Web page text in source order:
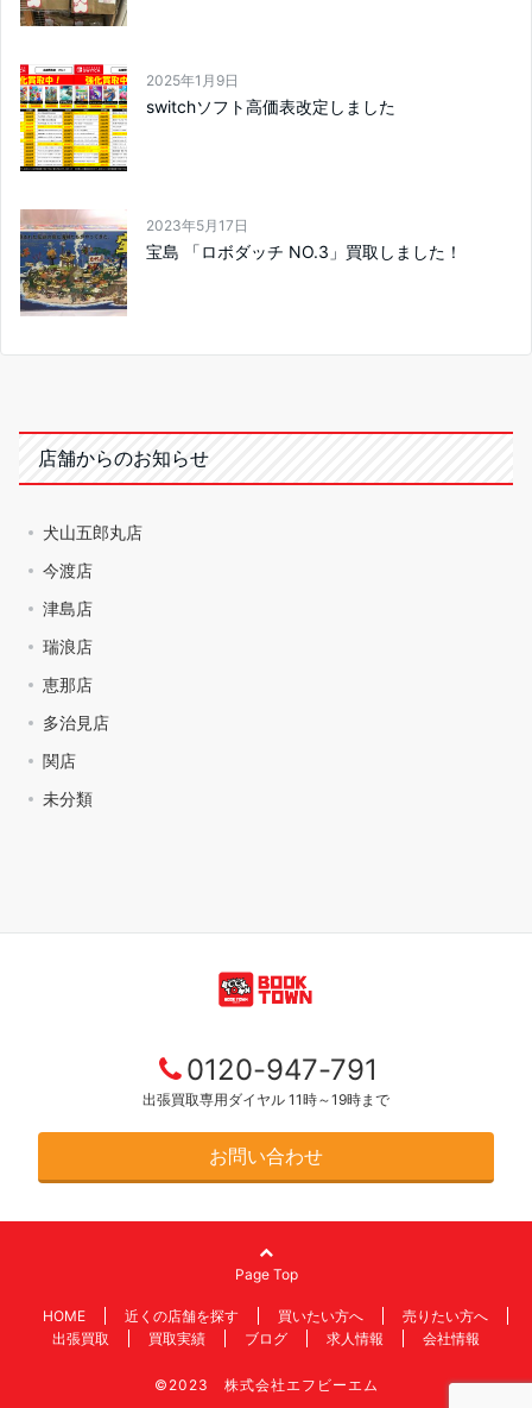
2025年1月9日
switchソフト高価表改定しました
2023年5月17日
宝島 「ロボダッチ NO.3」買取しました！
店舗からのお知らせ
犬山五郎丸店
今渡店
津島店
瑞浪店
恵那店
多治見店
関店
未分類
0120-947-791
出張買取専用ダイヤル 11時～19時まで
お問い合わせ
Page Top
HOME 近くの店舗を探す 買いたい方へ
売りたい方へ
出張買取
買取実績 ブログ 求人情報 会社情報
©2023 株式会社エフビーエム